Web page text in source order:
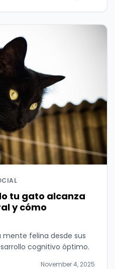
tu gato alcanza
y cómo
mente felina desde sus
cognitivo óptimo.
November 4, 2025